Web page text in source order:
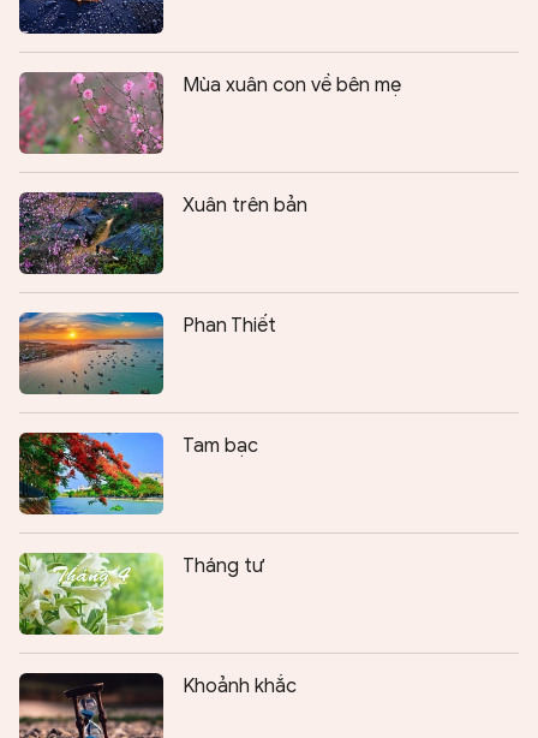
Mùa xuân con về bên mẹ
Xuân trên bản
Phan Thiết
Tam bạc
Tháng tư
Khoảnh khắc